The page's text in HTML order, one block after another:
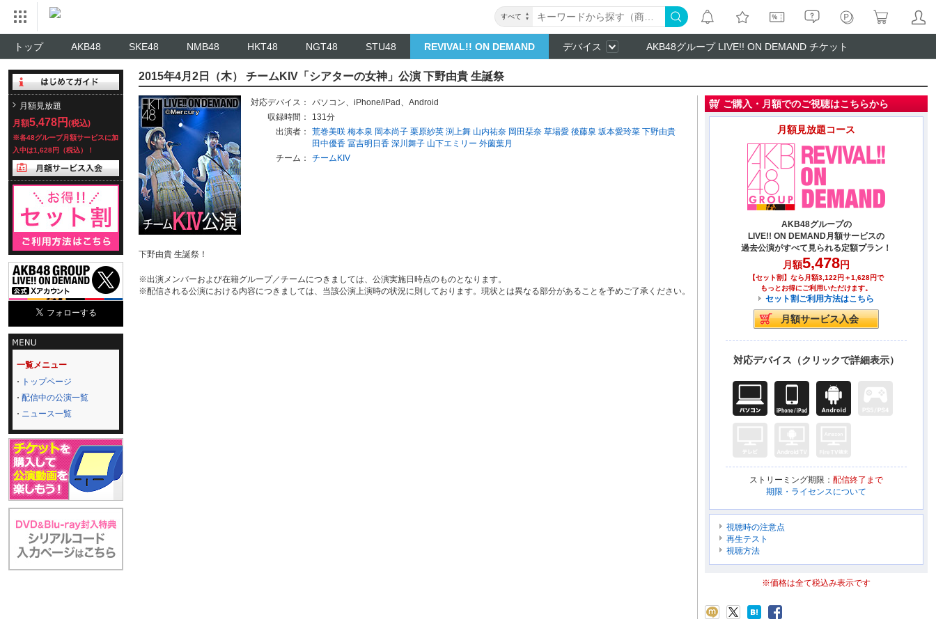
すべて
トップ AKB48 SKE48 NMB48 HKT48 NGT48 STU48 REVIVAL!! ON DEMAND デバイス AKB48グループ LIVE!! ON DEMAND チケット
月額見放題
月額5,478円 (税込)
※各48グループ月額サービスに加
入中は1,628円（税込）！
一覧メニュー
トップページ
配信中の公演一覧
ニュース一覧
2015年4月2日（木） チームKIV「シアターの女神」公演 下野由貴 生誕祭
対応デバイス： パソコン、 iPhone/iPad 、 Android
収録時間：
131分
出演者：
荒巻美咲 梅本泉 岡本尚子 栗原紗英 渕上舞 山内祐奈 岡田栞奈 草場愛 後藤泉 坂本愛玲菜 下野由貴
田中優香 冨吉明日香 深川舞子 山下エミリー 外薗葉月
チーム：
チームKIV
下野由貴 生誕祭！
※出演メンバーおよび在籍グループ／チームにつきましては、公演実施日時点のものとなります。
※配信される公演における内容につきましては、当該公演上演時の状況に則しております。現状とは異なる部分があることを予めご了承ください。
ご購入・月額でのご視聴はこちらから
月額見放題コース
AKB48グループの
LIVE!! ON DEMAND月額サービスの
過去公演がすべて見られる定額プラン！
月額5,478円
【セット割】なら月額3,122円＋1,628円で
もっとお得にご利用いただけます。
セット割ご利用方法はこちら
対応デバイス（クリックで詳細表示）
ストリーミング期限： 配信終了まで
期限・ライセンスについて
視聴時の注意点
再生テスト
視聴方法
※価格は全て税込み表示です